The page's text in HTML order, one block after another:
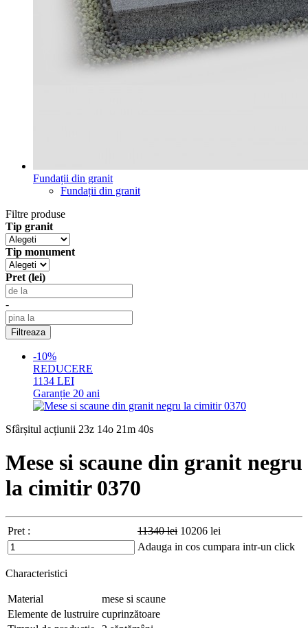
Fundații din granit
Fundații din granit
Filtre produse
Tip granit
Tip monument
Pret (lei)
-
-10%
REDUCERE
1134 LEI
Garanție 20 ani
Sfârșitul acțiunii 23z 14o 21m 38s
Mese si scaune din granit negru
la cimitir 0370
Pret : 11340lei 10206 lei
Adauga in cos cumpara intr-un click
Characteristici
Material
mese si scaune
Elemente de lustruire cuprinzătoare